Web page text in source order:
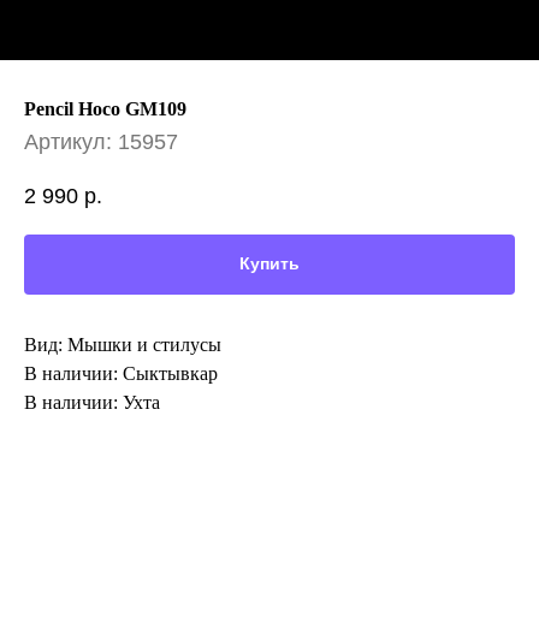
Pencil Hoco GM109
Артикул: 15957
2 990 р.
Купить
Вид: Мышки и стилусы
В наличии: Сыктывкар
В наличии: Ухта